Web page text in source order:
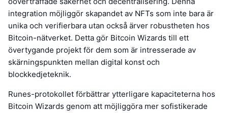
integration möjliggör skapandet av NFTs som inte bara är
unika och verifierbara utan också ärver robustheten hos
Bitcoin-nätverket. Detta gör Bitcoin Wizards till ett
övertygande projekt för dem som är intresserade av
skärningspunkten mellan digital konst och
blockkedjeteknik.
Runes-protokollet förbättrar ytterligare kapaciteterna hos
Bitcoin Wizards genom att möjliggöra mer sofistikerade